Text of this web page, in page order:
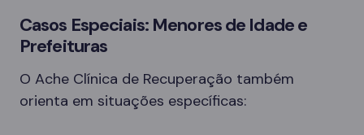
Casos Especiais: Menores de Idade e
Prefeituras
O Ache Clínica de Recuperação também
orienta em situações específicas: